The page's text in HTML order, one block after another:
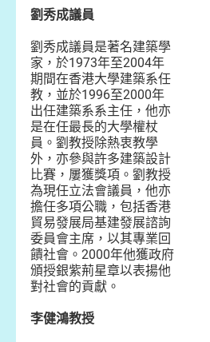
劉秀成議員
劉秀成議員是著名建築學
家，於1973年至2004年
期間在香港大學建築系任
教，並於1996至2000年
出任建築系系主任，他亦
是在任最長的大學權杖
員。劉教授除熱衷教學
外，亦參與許多建築設計
比賽，屢獲獎項。劉教授
為現任立法會議員，他亦
擔任多項公職，包括香港
貿易發展局基建發展諮詢
委員會主席，以其專業回
饋社會。2000年他獲政府
頒授銀紫荊星章以表揚他
對社會的貢獻。
李健鴻教授